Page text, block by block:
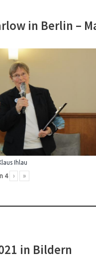
in Berlin –
Ihlau
4 › »
in Bildern